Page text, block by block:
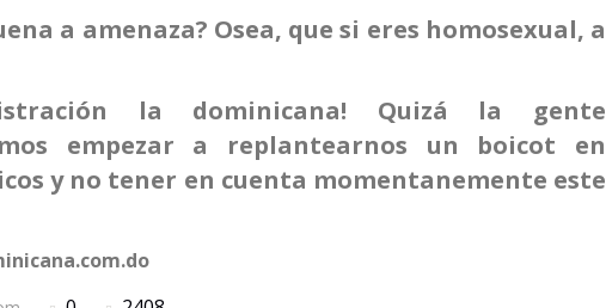
a amenaza? Osea, que si eres homosexual, a
la dominicana! Quizá la gente
empezar a replantearnos un boicot en
y no tener en cuenta momentanemente este